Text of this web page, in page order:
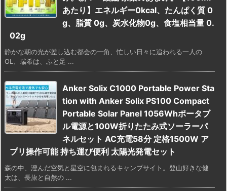
あたり】エネルギー0kcal、たんぱく質 0
g、脂質 0g、炭水化物0g、食塩相当量 0.
02g
静かな朝の光が差し込む都会の一角、忙しい日々に追われる一人の
OL、瑞希は、ふと足 ...
Anker Solix C1000 Portable Power Sta
tion with Anker Solix PS100 Compact
Portable Solar Panel 1056Whポータブ
ル電源と100W折りたたみ式ソーラーパ
ネルセット AC充電58分 定格1500W ア
プリ操作可能 持ち運び便利 太陽光発電セット
森の中、澄んだ空気と星空に包まれるキャンプサイト。登山好きな健
太は、長旅と自然の ...